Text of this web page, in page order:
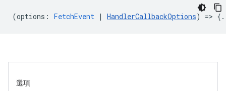
(options : FetchEvent | HandlerCallbackOptions) =>
選項